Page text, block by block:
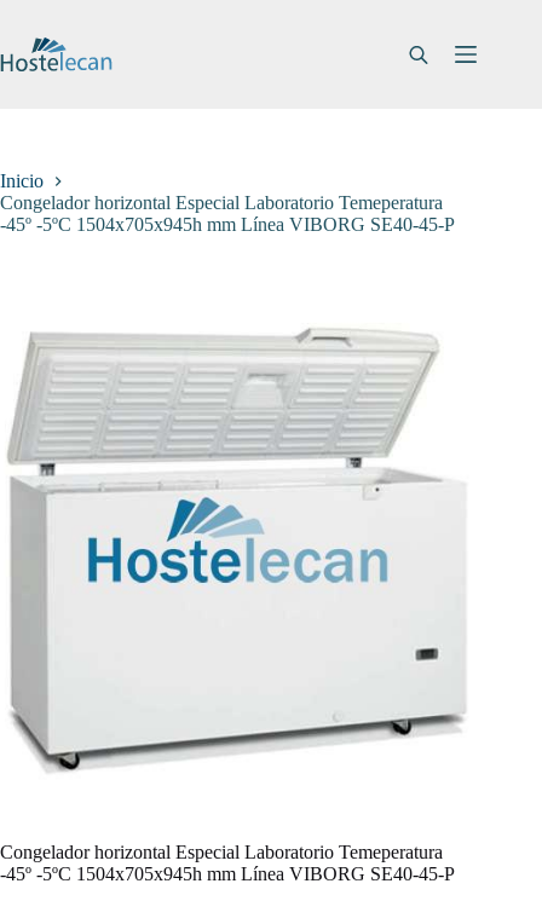
contenido
Inicio
Congelador horizontal Especial Laboratorio Temeperatura
-45º -5ºC 1504x705x945h mm Línea VIBORG SE40-45-P
Congelador horizontal Especial Laboratorio Temeperatura
-45º -5ºC 1504x705x945h mm Línea VIBORG SE40-45-P